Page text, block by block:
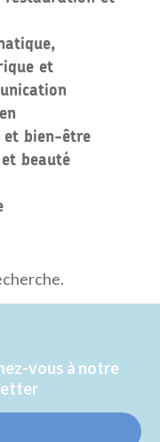
et
et bien-être
beauté
vous à notre